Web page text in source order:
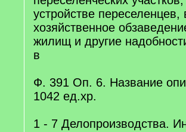
устройстве
хозяйственное
жилищ и другие
в
Ф. 391 Оп. 6. Название
1042 eд.xр.
1 - 7 Делопроизводства.